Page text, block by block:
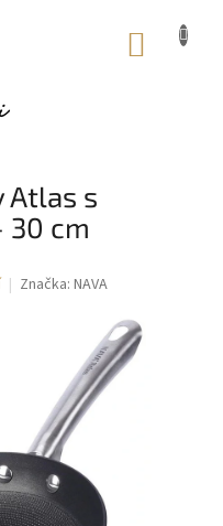
Atlas s
30 cm
Značka: NAVA